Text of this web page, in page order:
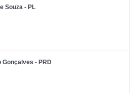
Souza - PL
Gonçalves - PRD